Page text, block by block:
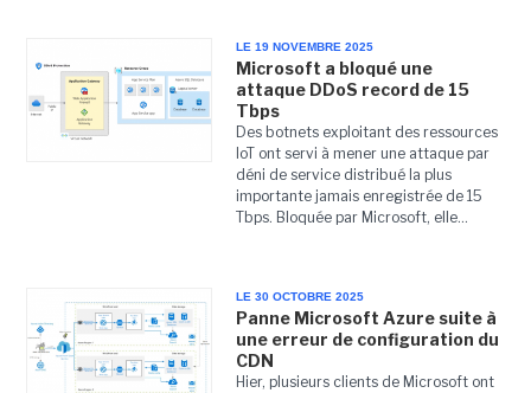
LE 19 NOVEMBRE 2025
Microsoft a bloqué une
attaque DDoS record de 15
Tbps
Des botnets exploitant des ressources
IoT ont servi à mener une attaque par
déni de service distribué la plus
importante jamais enregistrée de 15
Tbps. Bloquée par Microsoft, elle...
LE 30 OCTOBRE 2025
Panne Microsoft Azure suite à
une erreur de configuration du
CDN
Hier, plusieurs clients de Microsoft ont